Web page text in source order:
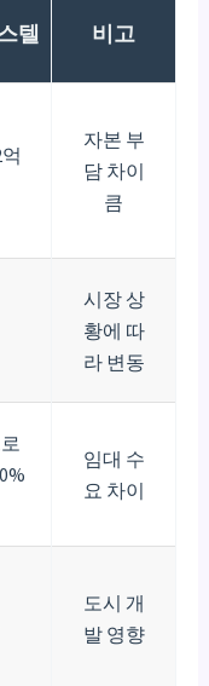
텔 비고
자본 부
담 차이
큼
시장 상
황에 따
라 변동
임대 수
요 차이
도시 개
발 영향